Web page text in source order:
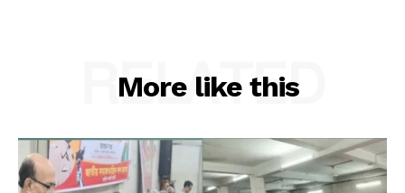
More like this
RELATED